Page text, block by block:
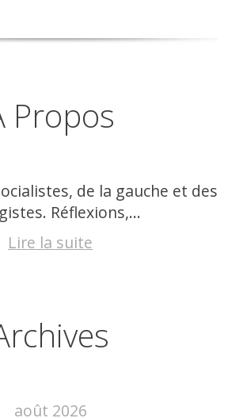
Propos
de la gauche et des
Réflexions,...
Lire la suite
août 2026